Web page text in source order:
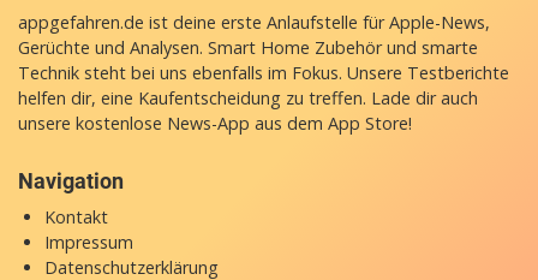
appgefahren.de ist deine erste Anlaufstelle für Apple-News,
Gerüchte und Analysen. Smart Home Zubehör und smarte
Technik steht bei uns ebenfalls im Fokus. Unsere Testberichte
helfen dir, eine Kaufentscheidung zu treffen. Lade dir auch
unsere kostenlose News-App aus dem App Store!
Navigation
Kontakt
Impressum
Datenschutzerklärung